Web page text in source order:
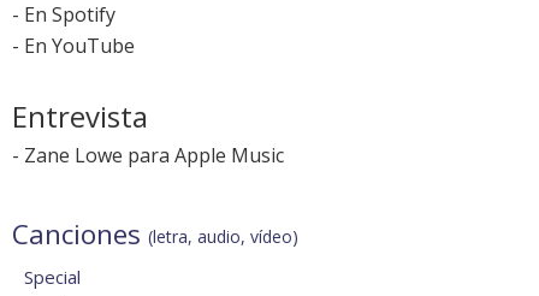
- En Spotify
- En YouTube
Entrevista
- Zane Lowe para Apple Music
Canciones (letra, audio, vídeo)
Special